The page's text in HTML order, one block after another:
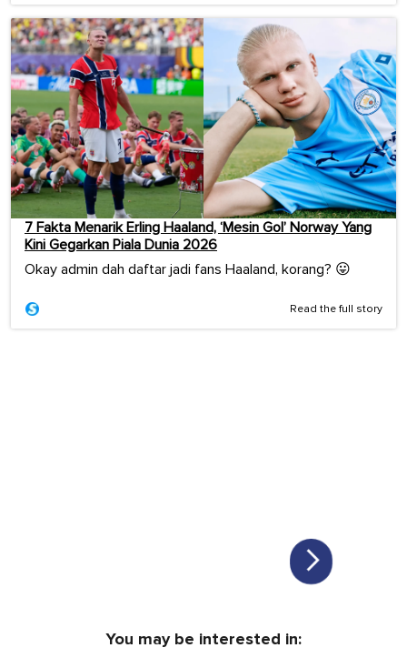
7 Fakta Menarik Erling Haaland, ‘Mesin Gol’ Norway Yang
Kini Gegarkan Piala Dunia 2026
Okay admin dah daftar jadi fans Haaland, korang? 😛
Read the full story
You may be interested in: